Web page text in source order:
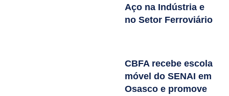
Aço na Indústria e
no Setor Ferroviário
CBFA recebe escola
móvel do SENAI em
Osasco e promove